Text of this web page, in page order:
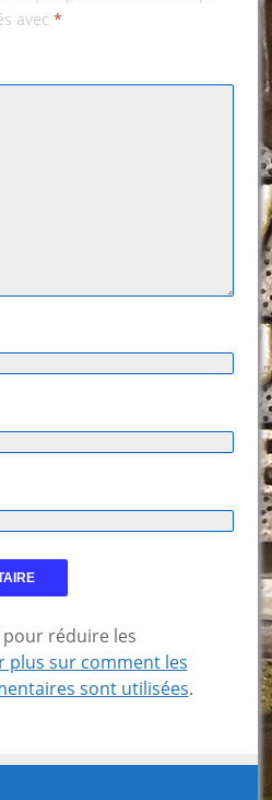
avec *
pour réduire les
plus sur comment les
sont utilisées.